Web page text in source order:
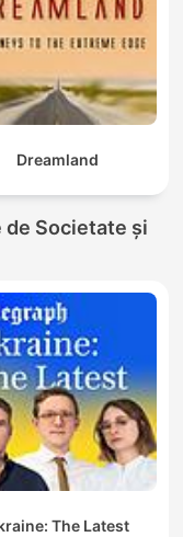
Dreamland
Societate și
The Latest